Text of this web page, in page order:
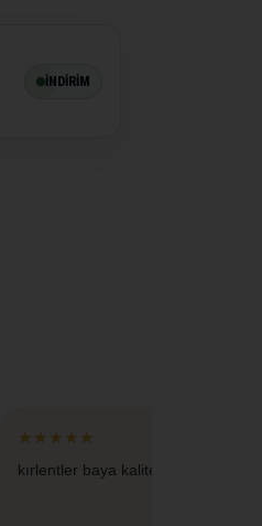
İNDİRİM
★★★★★
kırlentler baya kaliteliymis